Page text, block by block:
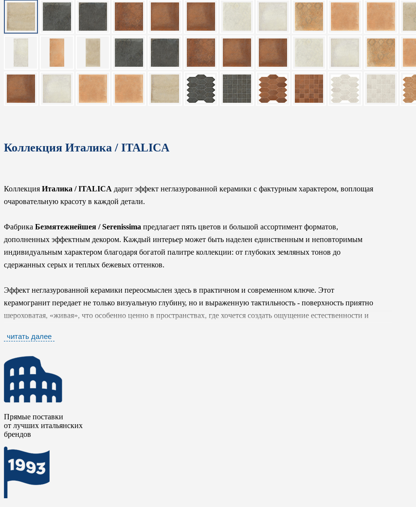
Коллекция Италика / ITALICA
Коллекция Италика / ITALICA дарит эффект неглазурованной керамики с фактурным характером, воплощая
очаровательную красоту в каждой детали.
Фабрика Безмятежнейшея / Serenissima предлагает пять цветов и большой ассортимент форматов,
дополненных эффектным декором. Каждый интерьер может быть наделен единственным и неповторимым
индивидуальным характером благодаря богатой палитре коллекции: от глубоких земляных тонов до
сдержанных серых и теплых бежевых оттенков.
Эффект неглазурованной керамики переосмыслен здесь в практичном и современном ключе. Этот
керамогранит передает не только визуальную глубину, но и выраженную тактильность - поверхность приятно
шероховатая, «живая», что особенно ценно в пространствах, где хочется создать ощущение естественности и
включает форматы как для стен, так и для пола, а также специальные решения для наружного применения, где
требования к противоскользящим свойствам особенно высоки.
читать далее
Прямые поставки
от лучших итальянских
брендов